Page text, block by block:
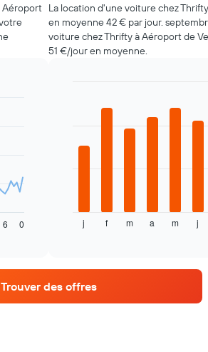
Aéroport
0
6
La location d'une voiture chez
en moyenne 42 € par jour.
voiture chez Thrifty à Aéroport de
51 €/jour en moyenne.
dessous
indique
voiture
de
j f m a m j
Trouver des offres